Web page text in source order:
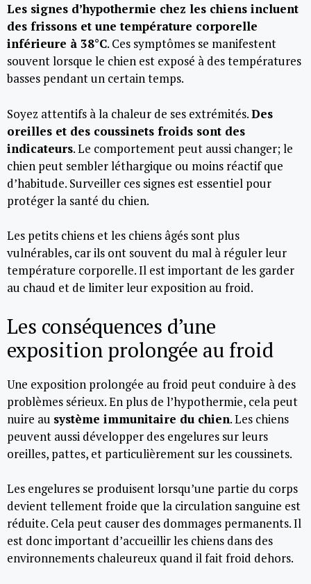
Les signes d’hypothermie chez les chiens incluent
des frissons et une température corporelle
inférieure à 38°C. Ces symptômes se manifestent
souvent lorsque le chien est exposé à des températures
basses pendant un certain temps.
Soyez attentifs à la chaleur de ses extrémités.Des
oreilles et des coussinets froids sont des
indicateurs. Le comportement peut aussi changer; le
chien peut sembler léthargique ou moins réactif que
d’habitude. Surveiller ces signes est essentiel pour
protéger la santé du chien.
Les petits chiens et les chiens âgés sont plus
vulnérables, car ils ont souvent du mal à réguler leur
température corporelle. Il est important de les garder
au chaud et de limiter leur exposition au froid.
Les conséquences d’une
exposition prolongée au froid
Une exposition prolongée au froid peut conduire à des
problèmes sérieux. En plus de l’hypothermie, cela peut
nuire au système immunitaire du chien. Les chiens
peuvent aussi développer des engelures sur leurs
oreilles, pattes, et particulièrement sur les coussinets.
Les engelures se produisent lorsqu’une partie du corps
devient tellement froide que la circulation sanguine est
réduite. Cela peut causer des dommages permanents. Il
est donc important d’accueillir les chiens dans des
environnements chaleureux quand il fait froid dehors.